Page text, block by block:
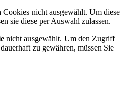
Cookies nicht ausgewählt. Um diese
sie diese per Auswahl zulassen.
nicht ausgewählt. Um den Zugriff
zu gewähren, müssen Sie